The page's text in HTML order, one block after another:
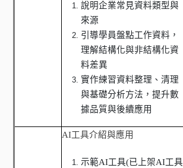
說明企業常見資料類型與
來源
引導學員盤點工作資料，
理解結構化與非結構化資
料差異
實作練習資料整理、清理
與基礎分析方法，提升數
據品質與後續應用
AI工具介紹與應用
示範AI工具(已上架AI工具